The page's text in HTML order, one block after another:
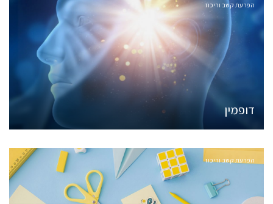
הפרעת קשב וריכוז
דופמין
הפרעת קשב וריכוז